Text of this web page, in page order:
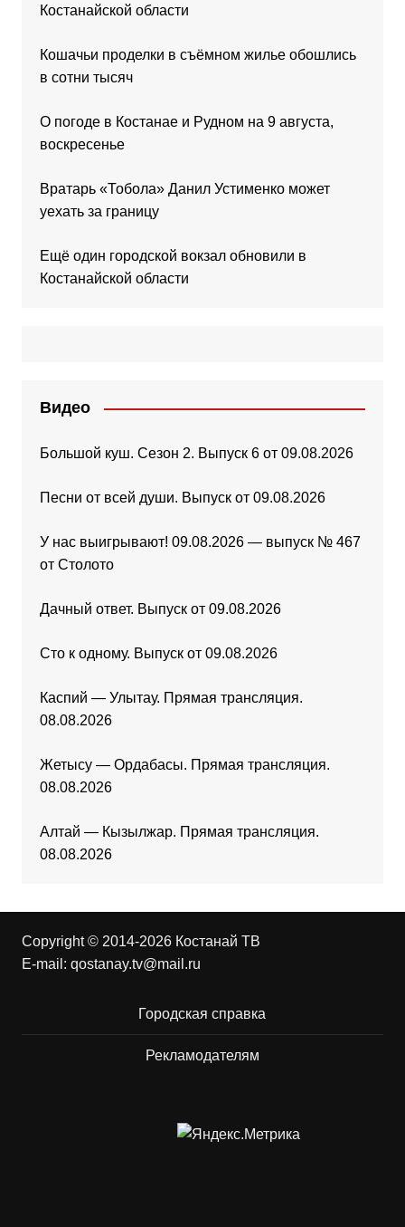
Костанайской области
Кошачьи проделки в съёмном жилье обошлись
в сотни тысяч
О погоде в Костанае и Рудном на 9 августа,
воскресенье
Вратарь «Тобола» Данил Устименко может
уехать за границу
Ещё один городской вокзал обновили в
Костанайской области
Видео
Большой куш. Сезон 2. Выпуск 6 от 09.08.2026
Песни от всей души. Выпуск от 09.08.2026
У нас выигрывают! 09.08.2026 — выпуск № 467
от Столото
Дачный ответ. Выпуск от 09.08.2026
Сто к одному. Выпуск от 09.08.2026
Каспий — Улытау. Прямая трансляция.
08.08.2026
Жетысу — Ордабасы. Прямая трансляция.
08.08.2026
Алтай — Кызылжар. Прямая трансляция.
08.08.2026
Copyright © 2014-2026 Костанай ТВ
E-mail: qostanay.tv@mail.ru
Городская справка
Рекламодателям